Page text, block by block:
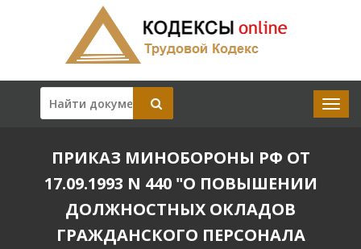
ПРИКАЗ МИНОБОРОНЫ РФ ОТ
17.09.1993 N 440 "О ПОВЫШЕНИИ
ДОЛЖНОСТНЫХ ОКЛАДОВ
ГРАЖДАНСКОГО ПЕРСОНАЛА